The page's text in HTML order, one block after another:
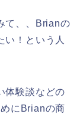
て、、Brianの
い！という人
体験談などの
にBrianの商